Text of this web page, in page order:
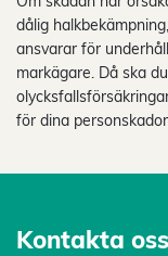
dålig
ansvarar för
markägare. Då ska
för dina
Kontakta oss